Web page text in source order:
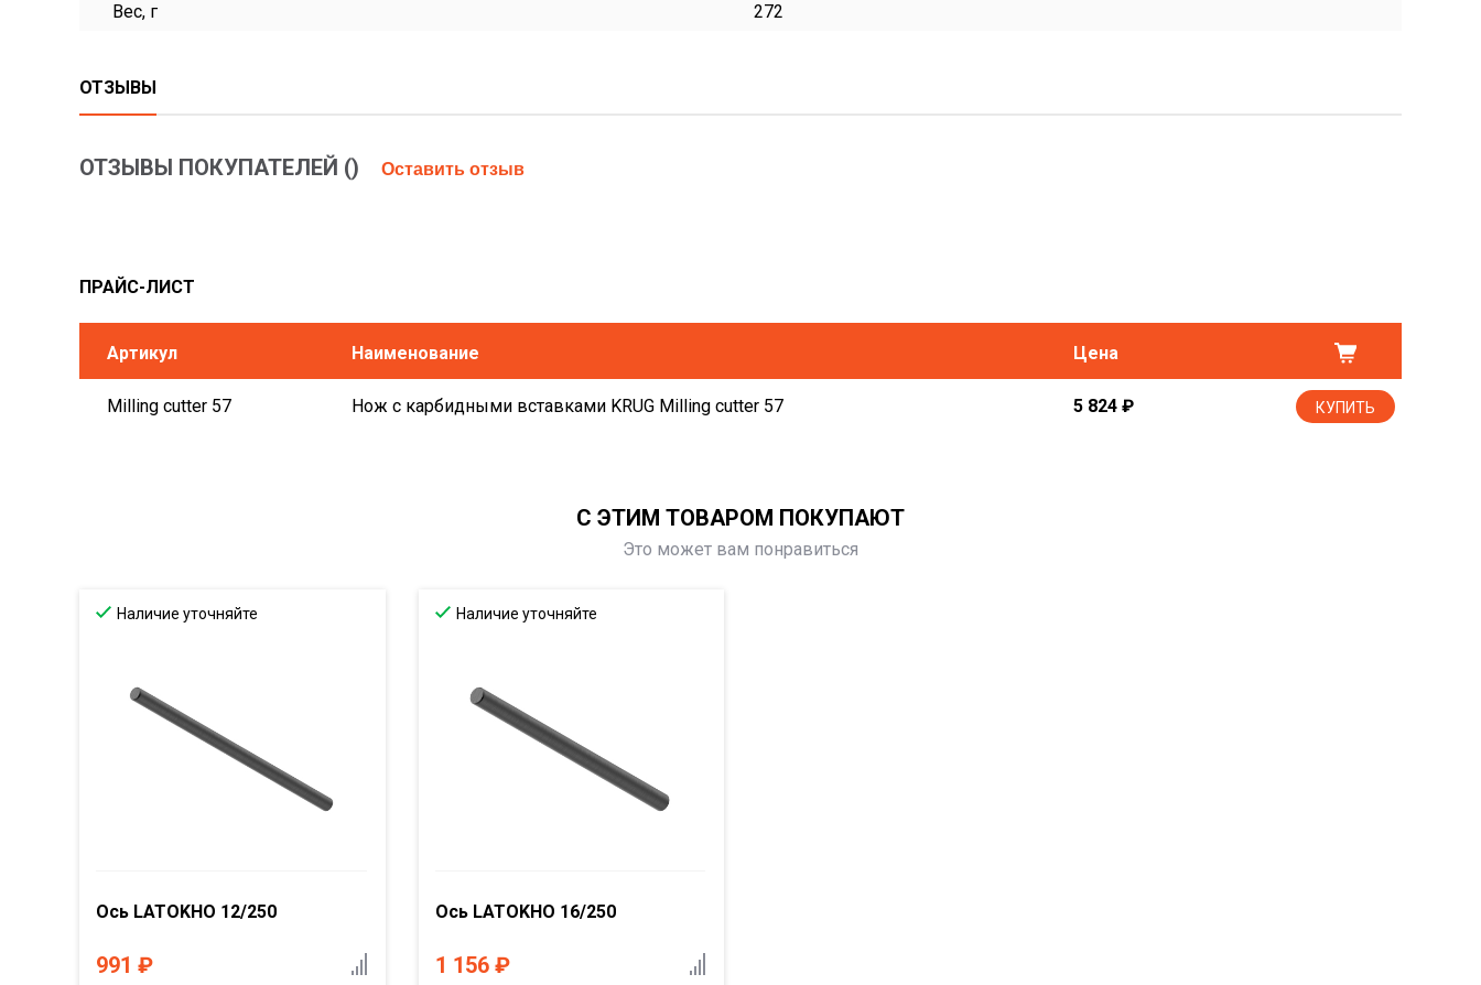
Вес, г
272
ОТЗЫВЫ
ОТЗЫВЫ ПОКУПАТЕЛЕЙ () Оставить отзыв
ПРАЙС-ЛИСТ
Артикул Наименование Цена
Milling cutter 57 Нож с карбидными вставками KRUG Milling cutter 57 5 824 ₽ КУПИТЬ
С ЭТИМ ТОВАРОМ ПОКУПАЮТ
Это может вам понравиться
Наличие уточняйте
Ось LATOKHO 12/250
991 ₽
Наличие уточняйте
Ось LATOKHO 16/250
1 156 ₽